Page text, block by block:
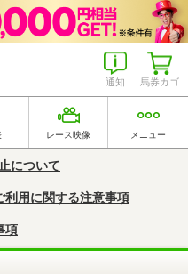
馬券カゴ
通知
レース映像 メニュー
について
利用に関する注意事項
項